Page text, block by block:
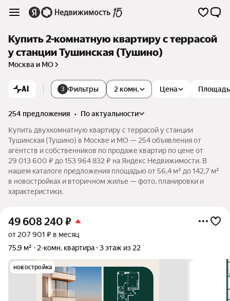
Купить 2-комнатную квартиру с террасой
у станции Тушинская (Тушино)
Москва и МО
AI 3 Фильтры 2 комн. Цена Площадь
254 предложения •
по актуальности
Купить двухкомнатную квартиру с террасой у станции
Тушинская (Тушино) в Москве и МО — 254 объявления от
агентств и собственников по продаже квартир по цене от
29 013 600 ₽ до 153 964 832 ₽ на Яндекс Недвижимости. В
нашем каталоге предложения площадью от 56,4 м² до 142,7 м²
в новостройках и вторичном жилье — фото, планировки и
характеристики.
49 608 240 ₽
от 207 901 ₽ в месяц
75,9 м²
2-комн. квартира 3 этаж из 22
новостройка